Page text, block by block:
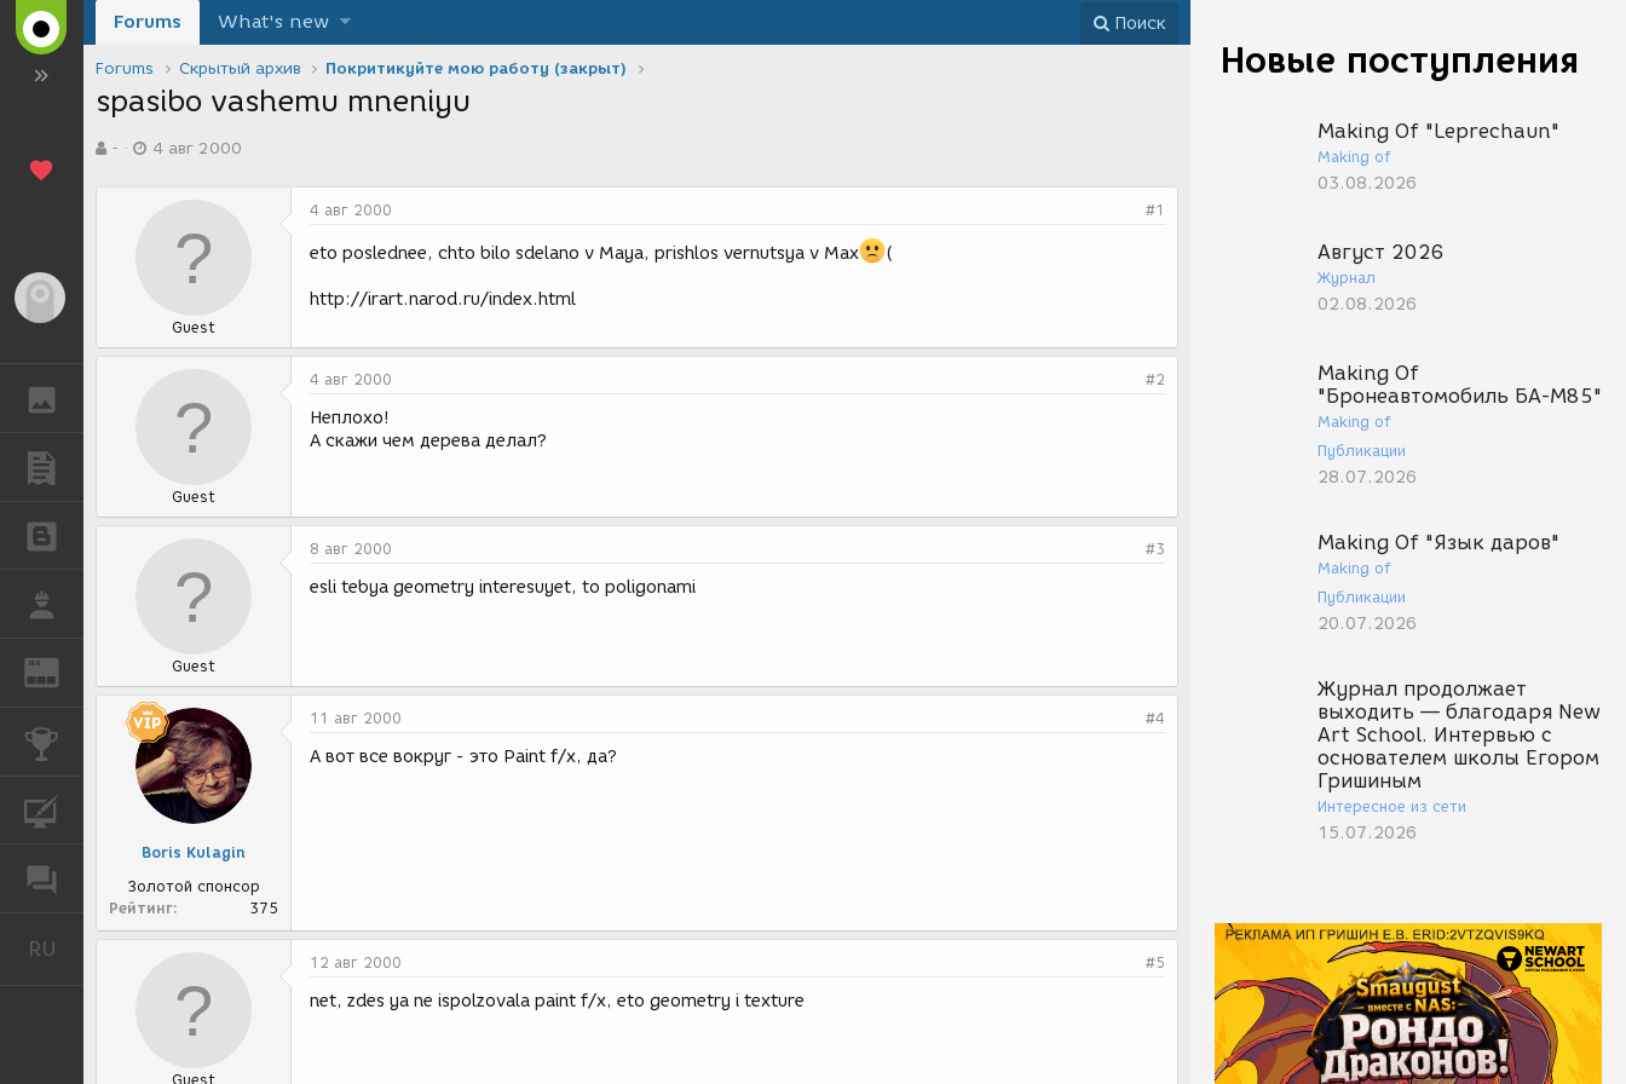
REN
КОНКУРСЫ
ФОРУМ
RU
Новые поступления
Making Of "Leprechaun"
Making of
03.08.2026
Август 2026
Журнал
02.08.2026
Making Of
"Бронеавтомобиль БА-М85"
Making of
Публикации
28.07.2026
Making Of "Язык даров"
Making of
Публикации
20.07.2026
Журнал продолжает
выходить — благодаря New
Art School. Интервью с
основателем школы Егором
Гришиным
Интересное из сети
15.07.2026
Forums What's new Поиск
Forums Скрытый архив Покритикуйте мою работу (закрыт)
spasibo vashemu mneniyu
в-
а
и
4 авг 2000
Guest
4 авг 2000 #1
eto poslednee, chto bilo sdelano v Maya, prishlos vernutsya v Max (
http://irart.narod.ru/index.html
Guest
4 авг 2000 #2
Неплохо!
А скажи чем дерева делал?
Guest
8 авг 2000 #3
esli tebya geometry interesuyet, to poligonami
Boris Kulagin
Золотой спонсор
Рейтинг
375
11 авг 2000 #4
А вот все вокруг - это Paint f/x, да?
Guest
12 авг 2000 #5
net, zdes ya ne ispolzovala paint f/x, eto geometry i texture